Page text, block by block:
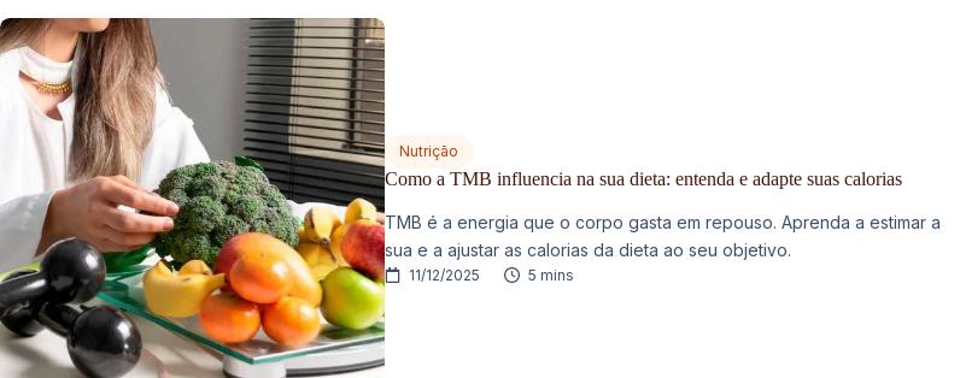
Nutrição
Como a TMB influencia na sua dieta: entenda e adapte suas calorias
TMB é a energia que o corpo gasta em repouso. Aprenda a estimar a
sua e a ajustar as calorias da dieta ao seu objetivo.
11/12/2025 5 mins